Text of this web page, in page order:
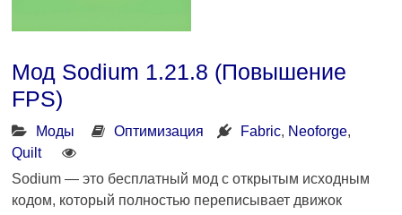
Мод Sodium 1.21.8 (Повышение
FPS)
Моды Оптимизация Fabric, Neoforge,
Quilt
Sodium — это бесплатный мод с открытым исходным
кодом, который полностью переписывает движок